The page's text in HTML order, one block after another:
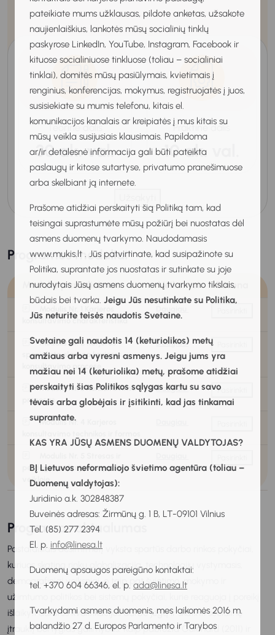
pateikiate mums užklausas, pildote anketas, užsakote
naujienlaiškius, lankotės mūsų socialinių tinklų
paskyrose LinkedIn, YouTube, Instagram, Facebook ir
kituose socialiniuose tinkluose (toliau – socialiniai
tinklai), domitės mūsų pasiūlymais, kvietimais į
renginius, konferencijas, mokymus, registruojatės į juos,
susisiekiate su mumis telefonu, kitais el.
komunikacijos kanalais ar kreipiatės į mus kitais su
mūsų veikla susijusiais klausimais. Papildoma
ar/ir detalesnė informacija gali būti pateikta
paslaugų ir kitose sutartyse, privatumo pranešimuose
arba skelbiant ją internete.
Prašome atidžiai perskaityti šią Politiką tam, kad
teisingai suprastumėte mūsų požiūrį bei nuostatas dėl
asmens duomenų tvarkymo. Naudodamasis
www.mukis.lt . Jūs patvirtinate, kad susipažinote su
Politika, suprantate jos nuostatas ir sutinkate su joje
nurodytais Jūsų asmens duomenų tvarkymo tikslais,
būdais bei tvarka. Jeigu Jūs nesutinkate su Politika,
Jūs neturite teisės naudotis Svetaine.
Svetaine gali naudotis 14 (keturiolikos) metų
amžiaus arba vyresni asmenys. Jeigu jums yra
mažiau nei 14 (keturiolika) metų, prašome atidžiai
perskaityti šias Politikos sąlygas kartu su savo
tėvais arba globėjais ir įsitikinti, kad jas tinkamai
suprantate.
KAS YRA JŪSŲ ASMENS DUOMENŲ VALDYTOJAS?
BĮ Lietuvos neformaliojo švietimo agentūra (toliau –
Duomenų valdytojas):
Juridinio a.k. 302848387
Buveinės adresas: Žirmūnų g. 1 B, LT-09101 Vilnius
Tel. (85) 277 2394
El. p. info@linesa.lt
Duomenų apsaugos pareigūno kontaktai:
tel. +370 604 66346, el. p. ada@linesa.lt
Tvarkydami asmens duomenis, mes laikomės 2016 m.
balandžio 27 d. Europos Parlamento ir Tarybos
Teorinė dalis
30 ak. val.
Praktinė dalis
10 ak. val.
Programos moduliai
Modulio pavadinimas Veiksmai Būsena
konsultavimo charakteristika
Modulis Nr. 2 Karjeros
specialisto elgsena karjeros
konsultavimo procese
Daugiau
Modulis Nr. 3 Konsultavimo
procesas
Daugiau Pasirinkti
Modulis Nr. 4 Karjeros
perdegimas karjeros specialisto
veikloje
Programos aktualumas
Pastaraisiais dešimtmetį vyksta spartūs darbo rinkos pokyčiai,
kuriuos skatina rinkų globalizacija, technologijų vystymasis,
demografiniai veiksniai, o taip pat švietimo, mokymo ir
užimtumo politikos bei sistemų pokyčiai, kurie reaguoja į poreikį
išlaikyti aukštos kvalifikacijos darbo jėgą ir skatinti socialinę
įtrauktį bei lygias galimybes. Kaip pabrėžia Guichard (2011) ir